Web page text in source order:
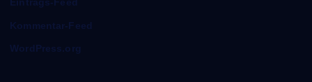
Eintrags-Feed
Kommentar-Feed
WordPress.org